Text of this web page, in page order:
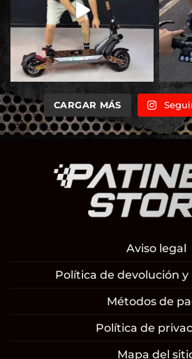
CARGAR MÁS
Aviso legal
Política de devolución
Métodos de
Política de
Mapa del